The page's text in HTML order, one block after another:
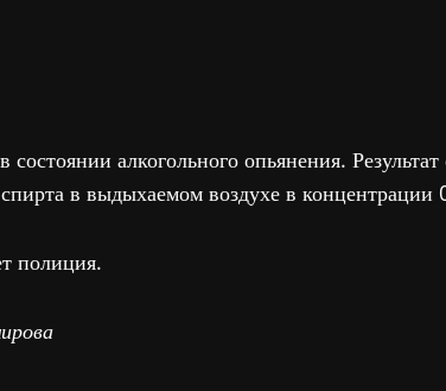
алкогольного опьянения. Результат
в выдыхаемом воздухе в
полиция.